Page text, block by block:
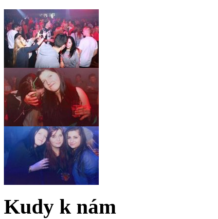
Kudy k nám